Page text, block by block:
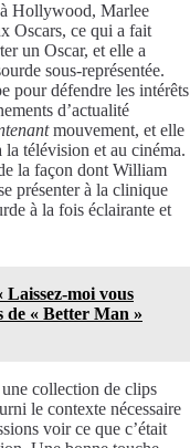
à Hollywood, Marlee
Oscars, ce qui a fait
un Oscar, et elle a
sous-représentée.
pour défendre les intérêts
d’actualité
mouvement, et elle
télévision et au cinéma.
la façon dont William
présenter à la clinique
à la fois éclairante et
moi vous
de « Better Man »
collection de clips
le contexte nécessaire
voir ce que c’était